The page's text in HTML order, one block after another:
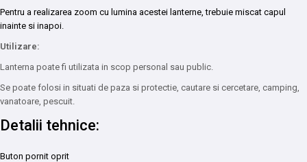
Pentru a realizarea zoom cu lumina acestei lanterne, trebuie miscat capul
inainte si inapoi.
Utilizare:
Lanterna poate fi utilizata in scop personal sau public.
Se poate folosi in situati de paza si protectie, cautare si cercetare, camping,
vanatoare, pescuit.
Detalii tehnice:
Buton pornit oprit